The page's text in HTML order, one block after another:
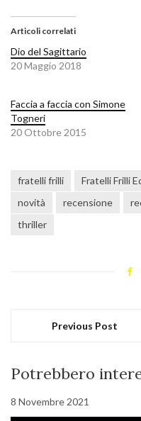
Articoli correlati
Dio del Sagittario
20 Maggio 2018
Faccia a faccia con Simone
Togneri
20 Ottobre 2015
fratelli frilli Fratelli Frilli
novità
recensione
thriller
Previous Post
Potrebbero
8 Novembre 2021